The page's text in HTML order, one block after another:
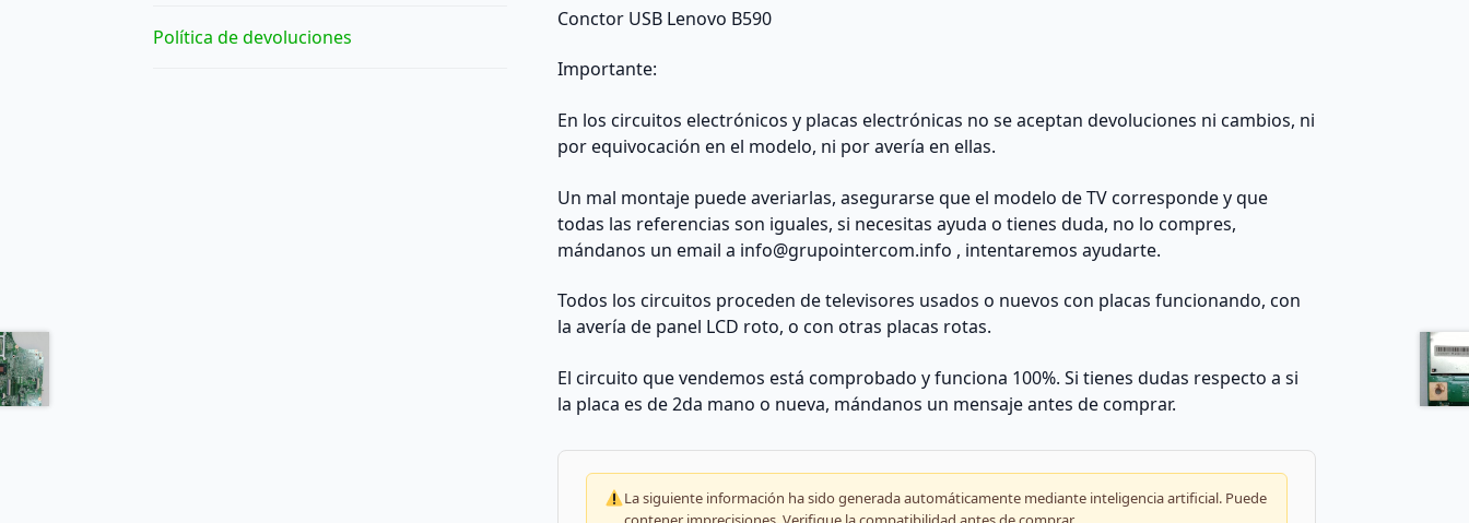
Política de devoluciones
Conctor USB Lenovo B590
Importante:
En los circuitos electrónicos y placas electrónicas no se aceptan devoluciones ni cambios, ni
por equivocación en el modelo, ni por avería en ellas.
Un mal montaje puede averiarlas, asegurarse que el modelo de TV corresponde y que
todas las referencias son iguales, si necesitas ayuda o tienes duda, no lo compres,
mándanos un email a info@grupointercom.info , intentaremos ayudarte.
Todos los circuitos proceden de televisores usados o nuevos con placas funcionando, con
la avería de panel LCD roto, o con otras placas rotas.
El circuito que vendemos está comprobado y funciona 100%. Si tienes dudas respecto a si
la placa es de 2da mano o nueva, mándanos un mensaje antes de comprar.
La siguiente información ha sido generada automáticamente mediante inteligencia artificial. Puede